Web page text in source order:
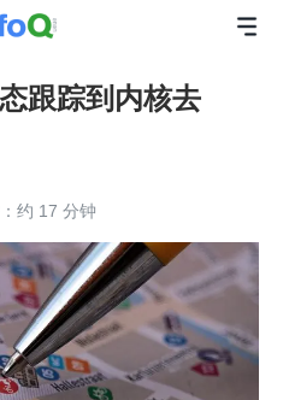
跟踪到内核去
约 17 分钟